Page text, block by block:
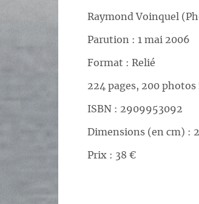
Raymond Voinquel
Parution : 1 mai 2006
Format : Relié
224 pages, 200
ISBN : 2909953092
Dimensions (en cm) :
Prix : 38 €